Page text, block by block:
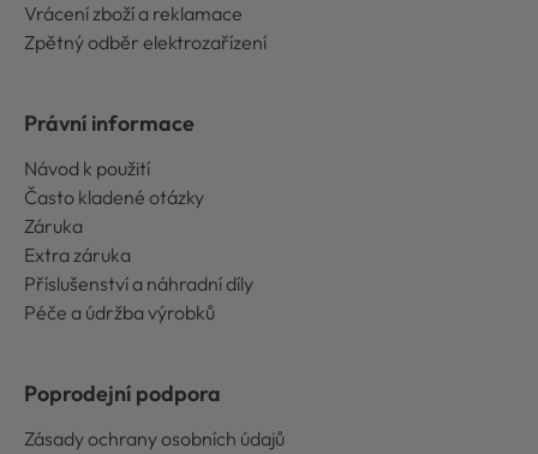
Vrácení zboží a reklamace
Zpětný odběr elektrozařízení
Právní informace
Návod k použití
Často kladené otázky
Záruka
Extra záruka
Příslušenství a náhradní díly
Péče a údržba výrobků
Poprodejní podpora
Zásady ochrany osobních údajů